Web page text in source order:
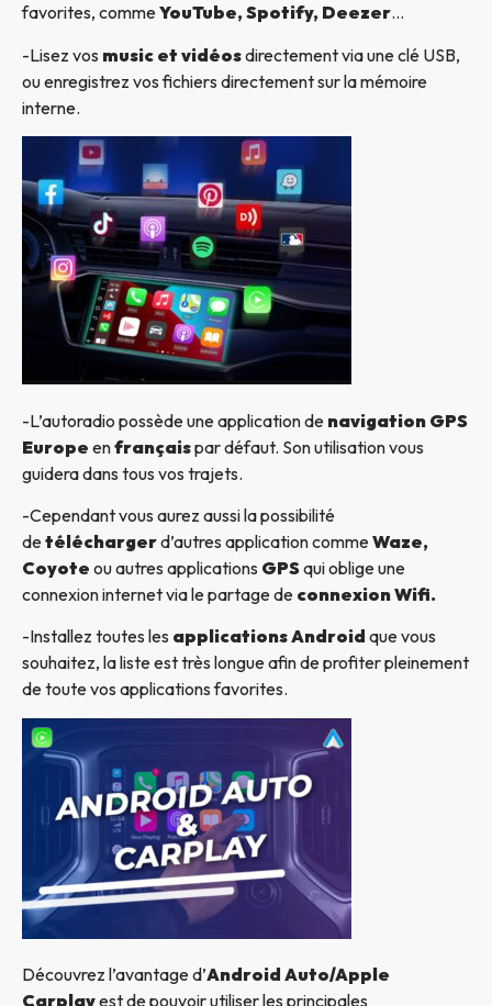
favorites, commeYouTube, Spotify, Deezer…
-Lisez vos music et vidéosdirectement via une clé USB,
ou enregistrez vos fichiers directement sur la mémoire
interne.
-L’autoradio possède une application de navigation GPS
Europe enfrançaispar défaut. Son utilisation vous
guidera dans tous vos trajets.
-Cependant vous aurez aussi la possibilité
detéléchargerd’autres application commeWaze,
Coyote ou autres applications GPSqui oblige une
connexion internet via le partage de connexion Wifi.
-Installez toutes les applications Android que vous
souhaitez, la liste est très longue afin de profiter pleinement
de toute vos applications favorites.
Découvrez l’avantage d’Android Auto/Apple
Carplayest de pouvoir utiliser les principales